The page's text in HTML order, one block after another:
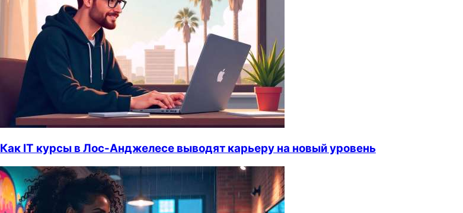
Как IT курсы в Лос-Анджелесе выводят карьеру на новый уровень